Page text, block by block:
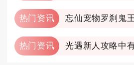
热门资讯
热门资讯